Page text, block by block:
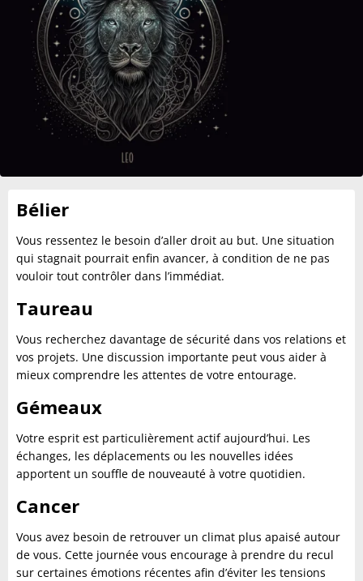
Bélier
Vous ressentez le besoin d’aller droit au but. Une situation
qui stagnait pourrait enfin avancer, à condition de ne pas
vouloir tout contrôler dans l’immédiat.
Taureau
Vous recherchez davantage de sécurité dans vos relations et
vos projets. Une discussion importante peut vous aider à
mieux comprendre les attentes de votre entourage.
Gémeaux
Votre esprit est particulièrement actif aujourd’hui. Les
échanges, les déplacements ou les nouvelles idées
apportent un souffle de nouveauté à votre quotidien.
Cancer
Vous avez besoin de retrouver un climat plus apaisé autour
de vous. Cette journée vous encourage à prendre du recul
sur certaines émotions récentes afin d’éviter les tensions